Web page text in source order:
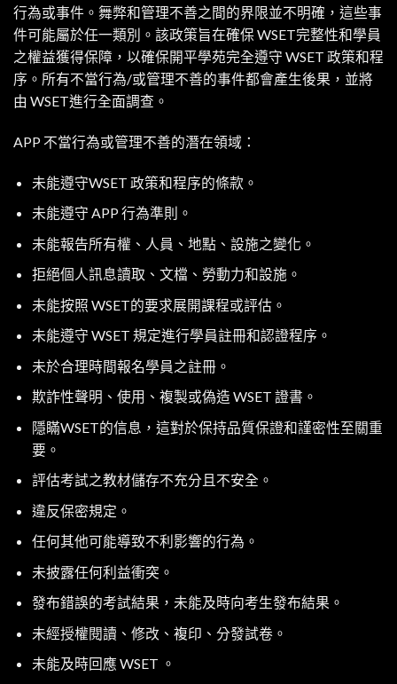
行為或事件。舞弊和管理不善之間的界限並不明確，這些事
件可能屬於任一類別。該政策旨在確保 WSET完整性和學員
之權益獲得保障，以確保開平學苑完全遵守 WSET 政策和程
序。所有不當行為/或管理不善的事件都會產生後果，並將
由 WSET進行全面調查。
APP 不當行為或管理不善的潛在領域：
未能遵守WSET 政策和程序的條款。
未能遵守 APP 行為準則。
未能報告所有權、人員、地點、設施之變化。
拒絕個人訊息讀取、文檔、勞動力和設施。
未能按照 WSET的要求展開課程或評估。
未能遵守 WSET 規定進行學員註冊和認證程序。
未於合理時間報名學員之註冊。
欺詐性聲明、使用、複製或偽造 WSET 證書。
隱瞞WSET的信息，這對於保持品質保證和謹密性至關重
要。
評估考試之教材儲存不充分且不安全。
違反保密規定。
任何其他可能導致不利影響的行為。
未披露任何利益衝突。
發布錯誤的考試結果，未能及時向考生發布結果。
未經授權閱讀、修改、複印、分發試卷。
未能及時回應 WSET 。